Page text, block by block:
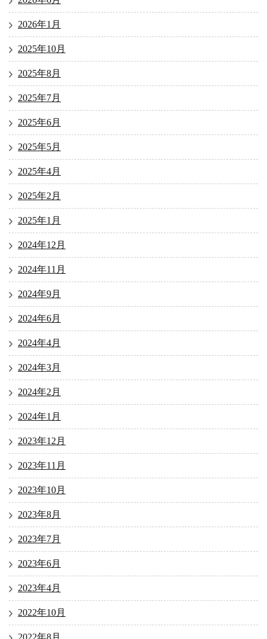
2026年1月
2025年10月
2025年8月
2025年7月
2025年6月
2025年5月
2025年4月
2025年2月
2025年1月
2024年12月
2024年11月
2024年9月
2024年6月
2024年4月
2024年3月
2024年2月
2024年1月
2023年12月
2023年11月
2023年10月
2023年8月
2023年7月
2023年6月
2023年4月
2022年10月
2022年8月